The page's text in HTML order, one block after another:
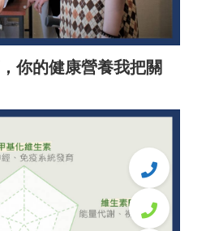
你的健康營養我把關